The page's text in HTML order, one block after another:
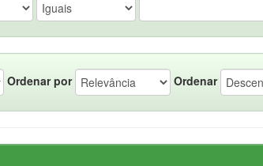
Ordenar por Ordenar